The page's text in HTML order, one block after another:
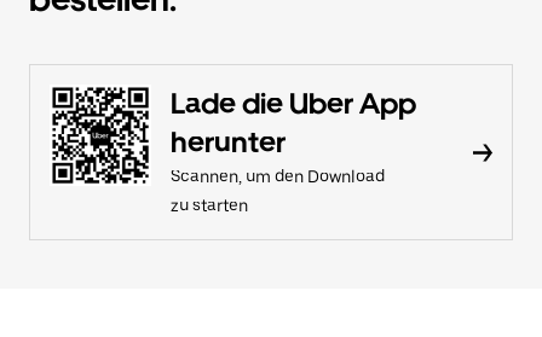
Lade die Uber App
herunter
Scannen, um den Download
zu starten